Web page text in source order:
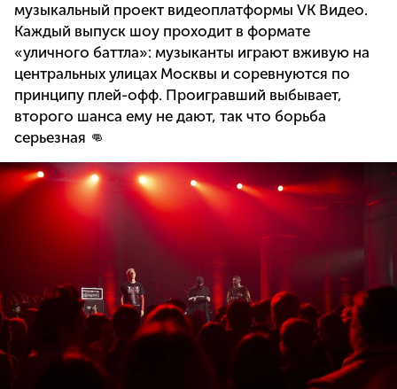
музыкальный проект видеоплатформы VK Видео.
Каждый выпуск шоу проходит в формате
«уличного баттла»: музыканты играют вживую на
центральных улицах Москвы и соревнуются по
принципу плей-офф. Проигравший выбывает,
второго шанса ему не дают, так что борьба
серьезная 👊